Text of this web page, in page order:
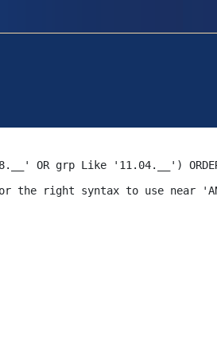
OR grp Like '11.04.__')